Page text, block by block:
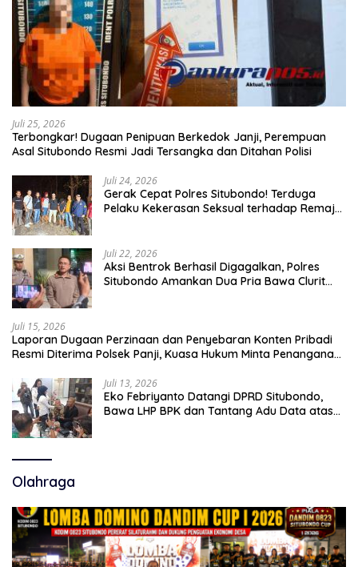
Juli 25, 2026
Terbongkar! Dugaan Penipuan Berkedok Janji, Perempuan
Asal Situbondo Resmi Jadi Tersangka dan Ditahan Polisi
Juli 24, 2026
Gerak Cepat Polres Situbondo! Terduga
Pelaku Kekerasan Seksual terhadap Remaja
Juli 22, 2026
Aksi Bentrok Berhasil Digagalkan, Polres
Situbondo Amankan Dua Pria Bawa Clurit
Juli 15, 2026
Laporan Dugaan Perzinaan dan Penyebaran Konten Pribadi
Resmi Diterima Polsek Panji, Kuasa Hukum Minta Penanganan
Juli 13, 2026
Eko Febriyanto Datangi DPRD Situbondo,
Bawa LHP BPK dan Tantang Adu Data atas
Olahraga